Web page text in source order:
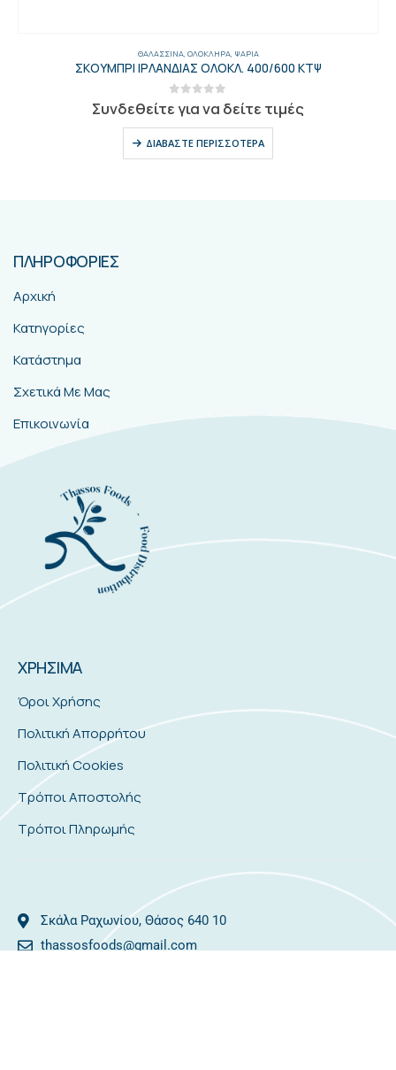
ΘΑΛΑΣΣΙΝΆ, ΟΛΌΚΛΗΡΑ, ΨΆΡΙΑ
ΣΚΟΥΜΠΡΙ ΙΡΛΑΝΔΙΑΣ ΟΛΟΚΛ. 400/600 ΚΤΨ
out of 5
Συνδεθείτε για να δείτε τιμές
ΔΙΑΒΆΣΤΕ ΠΕΡΙΣΣΌΤΕΡΑ
ΠΛΗΡΟΦΟΡΙΕΣ
Αρχική
Κατηγορίες
Κατάστημα
Σχετικά Με Μας
Επικοινωνία
ΧΡΗΣΙΜΑ
Όροι Χρήσης
Πολιτική Απορρήτου
Πολιτική Cookies
Τρόποι Αποστολής
Τρόποι Πληρωμής
Σκάλα Ραχωνίου, Θάσος 640 10
thassosfoods@gmail.com